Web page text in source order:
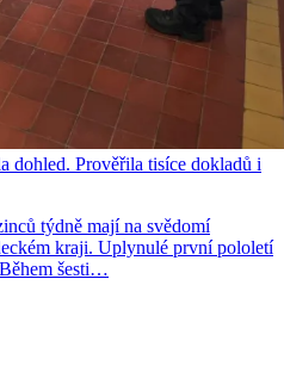
dohled. Prověřila tisíce dokladů i
týdně mají na svědomí
kraji. Uplynulé první pololetí
šesti…